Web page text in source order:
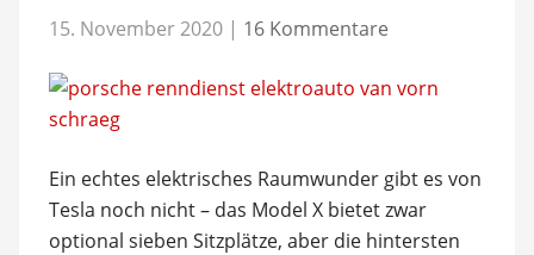
15. November 2020 | 16 Kommentare
Ein echtes elektrisches Raumwunder gibt es von
Tesla noch nicht – das Model X bietet zwar
optional sieben Sitzplätze, aber die hintersten